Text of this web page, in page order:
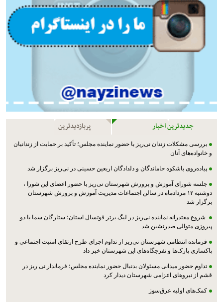
جدیدترین اخبار پربازدیدترین
بررسی مشکلات زندان نی‌ریز با حضور نماینده مجلس؛ تأکید بر حمایت از زندانیان
و خانواده‌های آنان
پیاده‌روی باشکوه جاماندگان و دلدادگان اربعین حسینی در نی‌ریز برگزار شد
جلسه شورای آموزش و پرورش شهرستان نی‌ریز با حضور اعضای این شورا ،
دوشنبه ۱۲ مردادماه در سالن اجتماعات مدیریت آموزش و پرورش شهرستان
برگزار شد
شروع مقتدرانه نماینده نی‌ریز در لیگ برتر فوتسال استان؛ ستارگان سما با دو
پیروزی متوالی صدرنشین شد
فرمانده انتظامی شهرستان نی‌ریز از تداوم اجرای طرح ارتقای امنیت اجتماعی و
پاکسازی پارک‌ها و تفرجگاه‌های این شهرستان خبر داد
تداوم حضور میدانی مسئولان بدنبال حضور نماینده مجلس؛ فرماندار نی ریز در
قشم از نیروهای اعزامی شهرستان دیدار کرد
کمک‌های اولیه عرق‌سوز